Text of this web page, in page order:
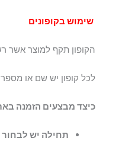
שימוש בקופונים
הקופון תקף למוצר אשר
לכל קופון יש שם או
כיצד מבצעים הזמנה
תחילה יש